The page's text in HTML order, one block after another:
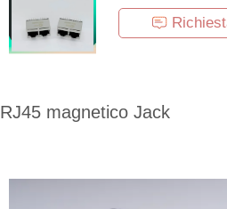
RJ45 magnetico Jack